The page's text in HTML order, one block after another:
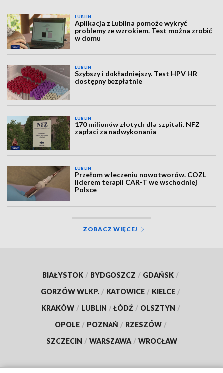
LUBLIN
Aplikacja z Lublina pomoże wykryć
problemy ze wzrokiem. Test można zrobić
w domu
LUBLIN
Szybszy i dokładniejszy. Test HPV HR
dostępny bezpłatnie
LUBLIN
170 milionów złotych dla szpitali. NFZ
zapłaci za nadwykonania
LUBLIN
Przełom w leczeniu nowotworów. COZL
liderem terapii CAR-T we wschodniej
Polsce
ZOBACZ WIĘCEJ
BIAŁYSTOK / BYDGOSZCZ / GDAŃSK /
GORZÓW WLKP. / KATOWICE / KIELCE /
KRAKÓW / LUBLIN / ŁÓDŹ / OLSZTYN /
OPOLE / POZNAŃ / RZESZÓW /
SZCZECIN / WARSZAWA / WROCŁAW